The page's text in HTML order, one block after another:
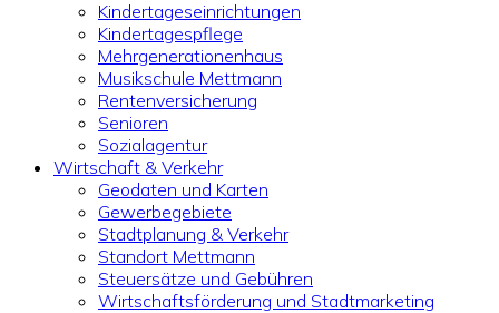
Kindertageseinrichtungen
Kindertagespflege
Mehrgenerationenhaus
Musikschule Mettmann
Rentenversicherung
Senioren
Sozialagentur
Wirtschaft & Verkehr
Geodaten und Karten
Gewerbegebiete
Stadtplanung & Verkehr
Standort Mettmann
Steuersätze und Gebühren
Wirtschaftsförderung und Stadtmarketing